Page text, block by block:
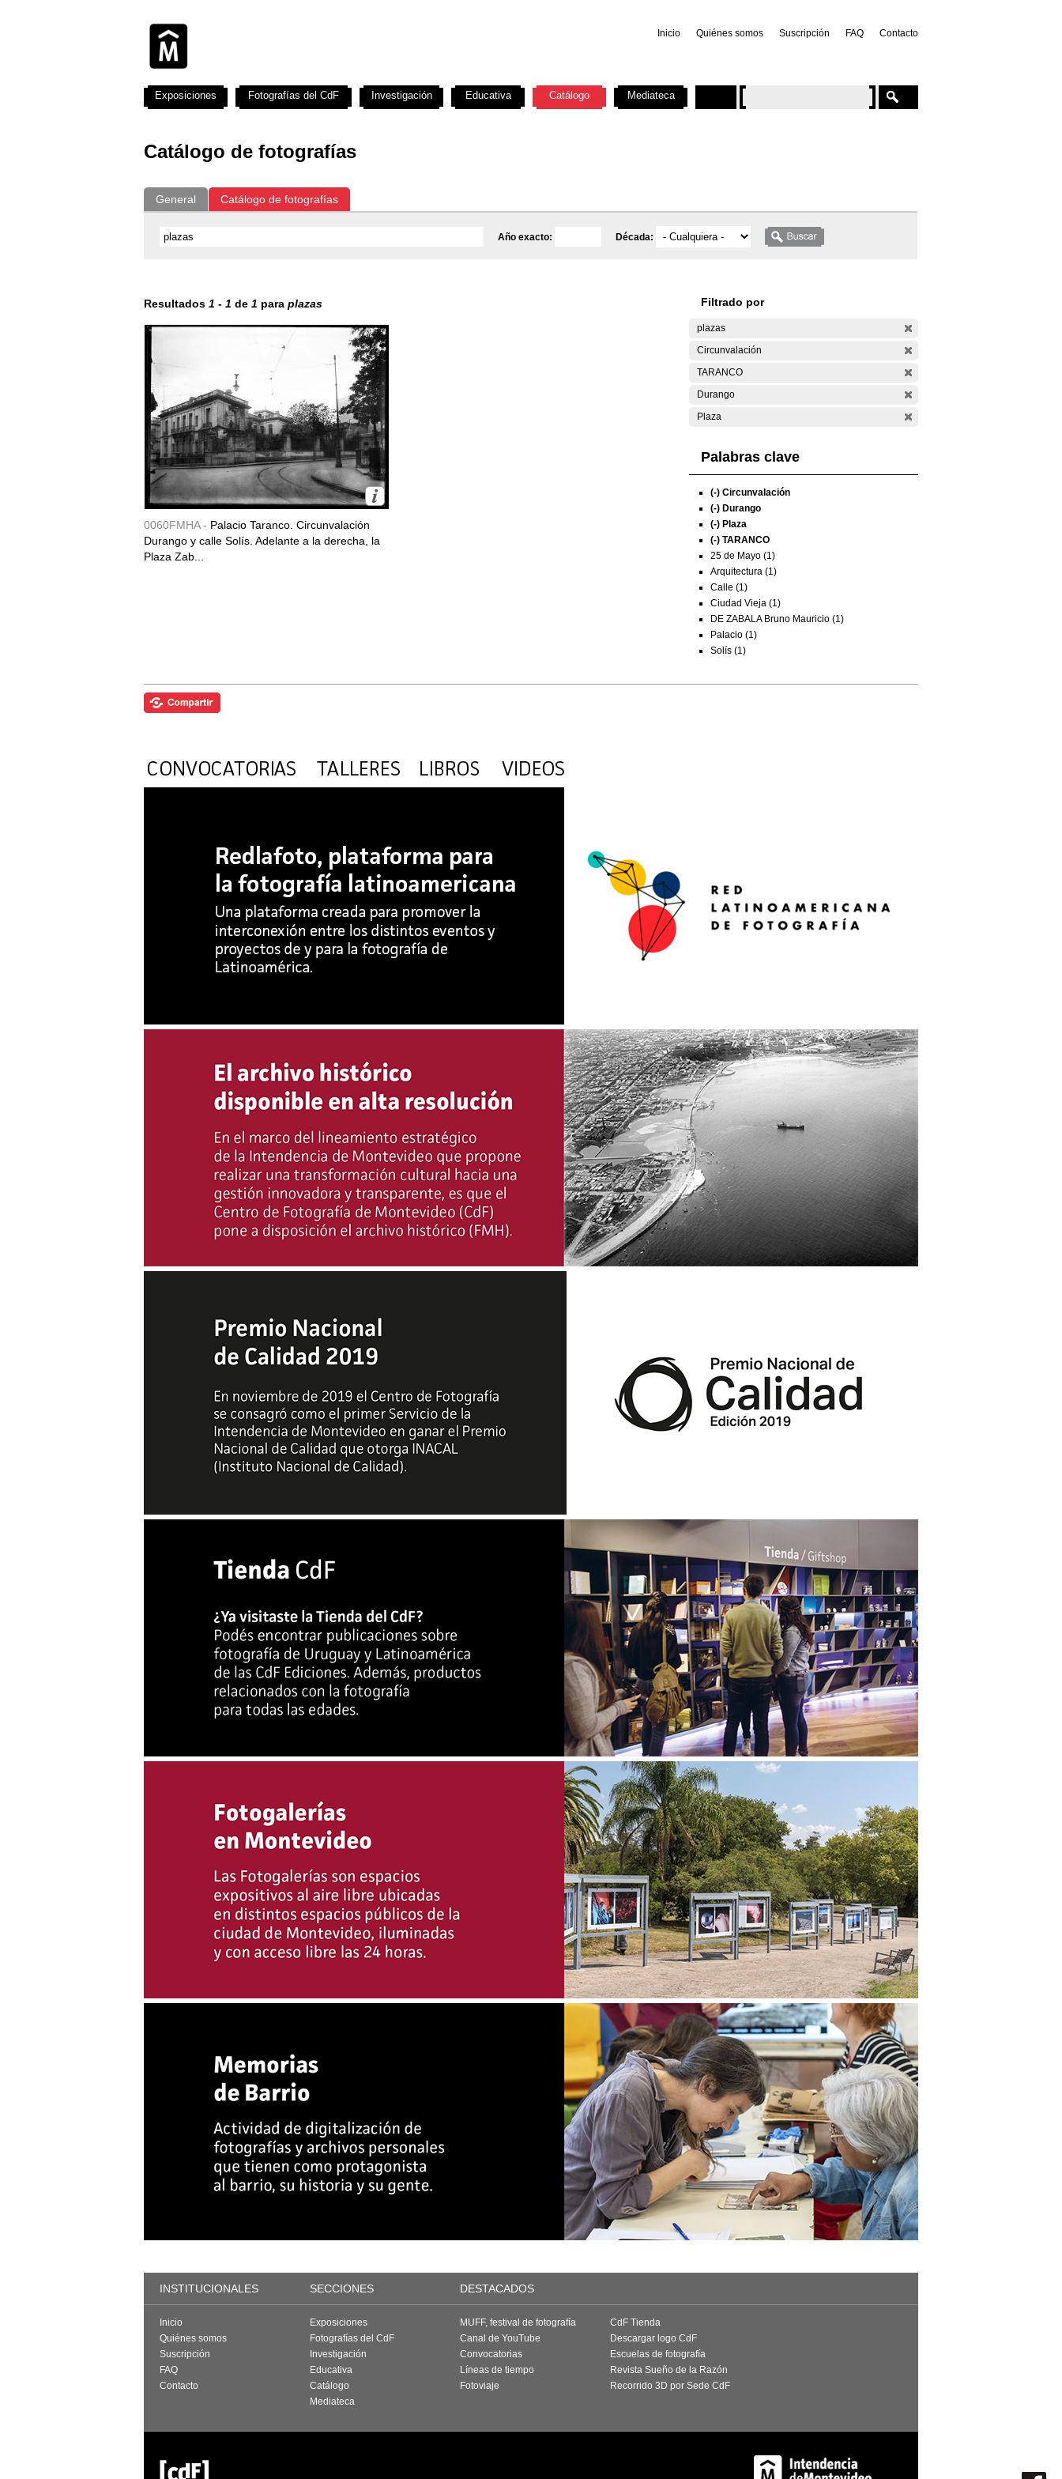
Inicio Quiénes somos Suscripción FAQ Contacto
Catálogo de fotografías
General Catálogo de fotografías
Año exacto: Década:
Resultados 1 - 1 de 1 para plazas
0060FMHA - Palacio Taranco. Circunvalación
Durango y calle Solís. Adelante a la derecha, la
Plaza Zab...
Filtrado por
plazas
Circunvalación
TARANCO
Durango
Plaza
Palabras clave
(-) Circunvalación
(-) Durango
(-) Plaza
(-) TARANCO
25 de Mayo (1)
Arquitectura (1)
Calle (1)
Ciudad Vieja (1)
DE ZABALA Bruno Mauricio (1)
Palacio (1)
Solís (1)
Exposiciones Fotografías del CdF Investigación Educativa Catálogo Mediateca
INSTITUCIONALES SECCIONES DESTACADOS
Inicio
Quiénes somos
Suscripción
FAQ
Contacto
Exposiciones
Fotografías del CdF
Investigación
Educativa
Catálogo
Mediateca
MUFF, festival de fotografía
Canal de YouTube
Convocatorias
Líneas de tiempo
Fotoviaje
CdF Tienda
Descargar logo CdF
Escuelas de fotografía
Revista Sueño de la Razón
Recorrido 3D por Sede CdF